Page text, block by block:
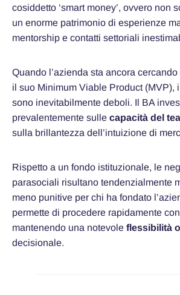
cosiddetto ‘smart money’, ovvero non
un enorme patrimonio di esperienze
mentorship e contatti settoriali
Quando l’azienda sta ancora
il suo Minimum Viable Product (MVP),
sono inevitabilmente deboli. Il BA
prevalentemente sulle capacità del
sulla brillantezza dell’intuizione di
Rispetto a un fondo istituzionale, le
parasociali risultano tendenzialmente
meno punitive per chi ha fondato
permette di procedere rapidamente
mantenendo una notevole flessibilità
decisionale.